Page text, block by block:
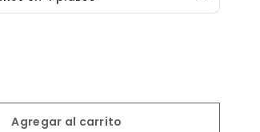
Agregar al carrito